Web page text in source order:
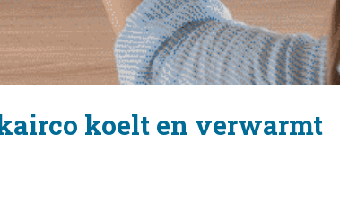
koelt en verwarmt